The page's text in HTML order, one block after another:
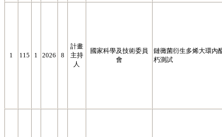
1 115 1 2026 8
計畫
主持
人
國家科學及技術委員
會
鏈黴菌衍生多烯大環內
朽測試